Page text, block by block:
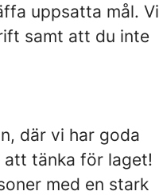
uppsatta mål. Vi
samt att du inte
där vi har goda
att tänka för laget!
med en stark